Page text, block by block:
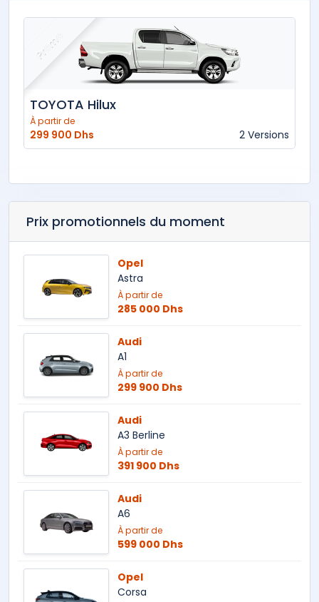
Promo
TOYOTA Hilux
À partir de
299 900 Dhs 2 Versions
Prix promotionnels du moment
Opel
Astra
À partir de
285 000 Dhs
Audi
A1
À partir de
299 900 Dhs
Audi
A3 Berline
À partir de
391 900 Dhs
Audi
A6
À partir de
599 000 Dhs
Opel
Corsa